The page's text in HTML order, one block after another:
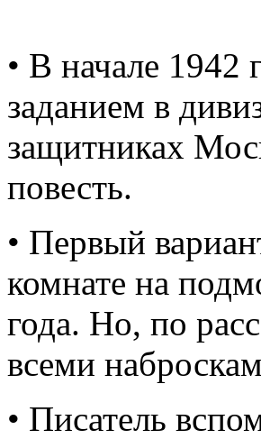
• В начале 1942
заданием в
защитниках
повесть.
• Первый
комнате на
года. Но, по
всеми
• Писатель